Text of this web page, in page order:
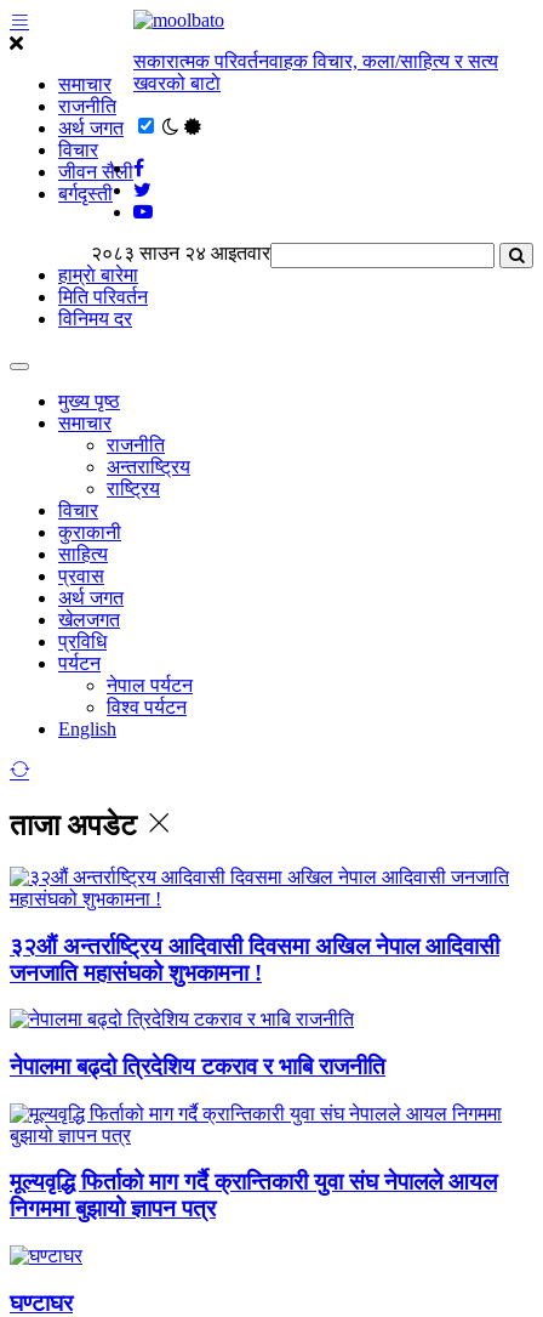
समाचार
राजनीति
अर्थ जगत
विचार
जीवन सैली
बर्गदृस्ती
सकारात्मक परिवर्तनवाहक विचार, कला/साहित्य र सत्य
खवरको बाटाे
२०८३ साउन २४ आइतवार
हाम्राे बारेमा
मिति परिवर्तन
विनिमय दर
मुख्य पृष्ठ
समाचार
राजनीति
अन्तराष्ट्रिय
राष्ट्रिय
विचार
कुराकानी
साहित्य
प्रवास
अर्थ जगत
खेलजगत
प्रविधि
पर्यटन
नेपाल पर्यटन
विश्व पर्यटन
English
ताजा अपडेट
३२औं अन्तर्राष्ट्रिय आदिवासी दिवसमा अखिल नेपाल आदिवासी
जनजाति महासंघको शुभकामना !
नेपालमा बढ्दो त्रिदेशिय टकराव र भाबि राजनीति
मूल्यवृद्धि फिर्ताको माग गर्दै क्रान्तिकारी युवा संघ नेपालले आयल
निगममा बुझायो ज्ञापन पत्र
घण्टाघर